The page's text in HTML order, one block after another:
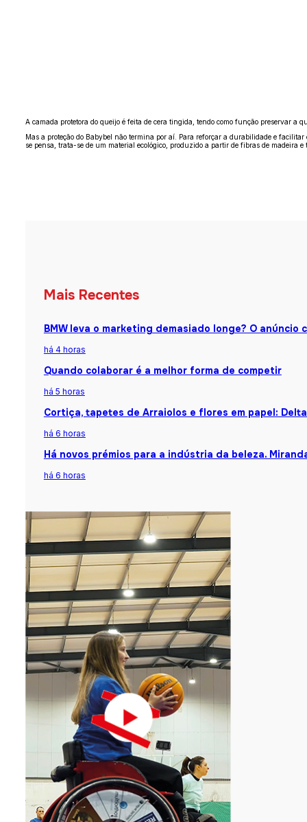
A camada protetora do queijo é feita de cera tingida, tendo como função preservar a
Mas a proteção do Babybel não termina por aí. Para reforçar a durabilidade e
se pensa, trata-se de um material ecológico, produzido a partir de fibras de madeira e
Mais Recentes
BMW leva o marketing demasiado longe? O
há 4 horas
Quando colaborar é a melhor forma de competir
há 5 horas
Cortiça, tapetes de Arraiolos e flores em papel:
há 6 horas
Há novos prémios para a indústria da beleza.
há 6 horas